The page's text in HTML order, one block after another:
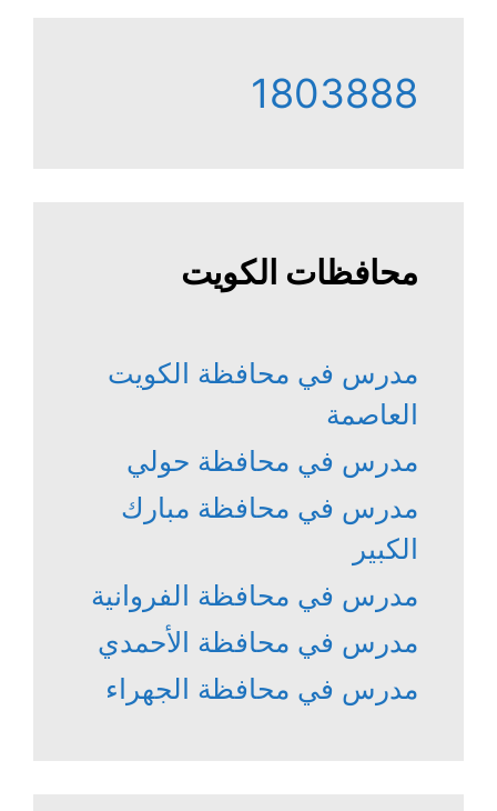
1803888
محافظات الكويت
مدرس في محافظة الكويت
العاصمة
مدرس في محافظة حولي
مدرس في محافظة مبارك
الكبير
مدرس في محافظة الفروانية
مدرس في محافظة الأحمدي
مدرس في محافظة الجهراء